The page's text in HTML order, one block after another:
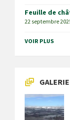
Feuille de
22 septembre
VOIR PLUS